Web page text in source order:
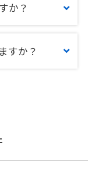
か？
すか？